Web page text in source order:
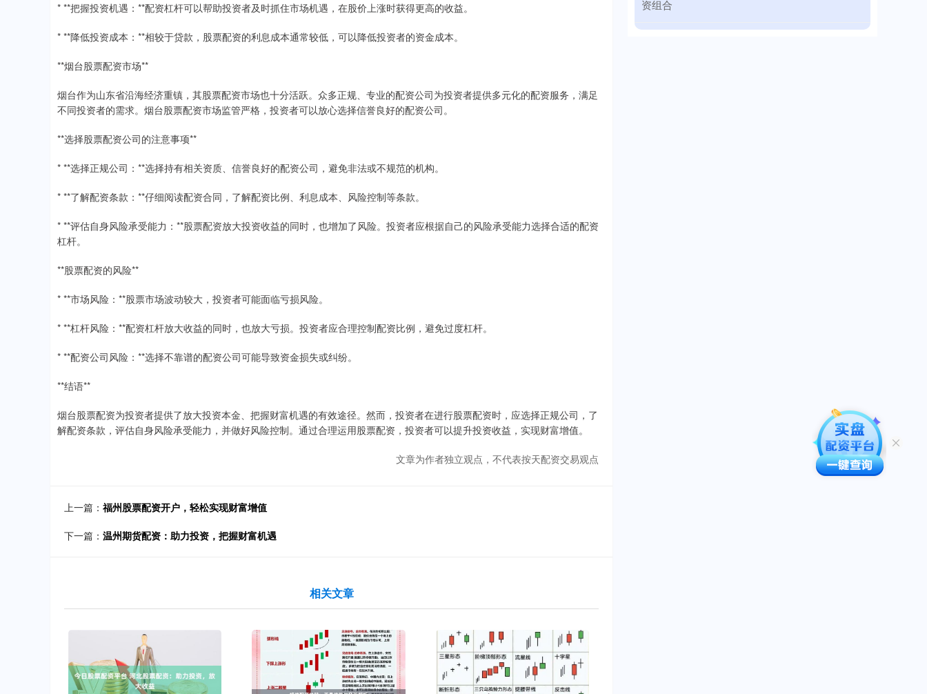
* **把握投资机遇：**配资杠杆可以帮助投资者及时抓住市场机遇，在股价上涨时获得更高的收益。
* **降低投资成本：**相较于贷款，股票配资的利息成本通常较低，可以降低投资者的资金成本。
**烟台股票配资市场**
烟台作为山东省沿海经济重镇，其股票配资市场也十分活跃。众多正规、专业的配资公司为投资者提供多元化的配资服务，满足
不同投资者的需求。烟台股票配资市场监管严格，投资者可以放心选择信誉良好的配资公司。
**选择股票配资公司的注意事项**
* **选择正规公司：**选择持有相关资质、信誉良好的配资公司，避免非法或不规范的机构。
* **了解配资条款：**仔细阅读配资合同，了解配资比例、利息成本、风险控制等条款。
* **评估自身风险承受能力：**股票配资放大投资收益的同时，也增加了风险。投资者应根据自己的风险承受能力选择合适的配资
杠杆。
**股票配资的风险**
* **市场风险：**股票市场波动较大，投资者可能面临亏损风险。
* **杠杆风险：**配资杠杆放大收益的同时，也放大亏损。投资者应合理控制配资比例，避免过度杠杆。
* **配资公司风险：**选择不靠谱的配资公司可能导致资金损失或纠纷。
**结语**
烟台股票配资为投资者提供了放大投资本金、把握财富机遇的有效途径。然而，投资者在进行股票配资时，应选择正规公司，了
解配资条款，评估自身风险承受能力，并做好风险控制。通过合理运用股票配资，投资者可以提升投资收益，实现财富增值。
文章为作者独立观点，不代表按天配资交易观点
上一篇： 福州股票配资开户，轻松实现财富增值
下一篇： 温州期货配资：助力投资，把握财富机遇
相关文章
资组合